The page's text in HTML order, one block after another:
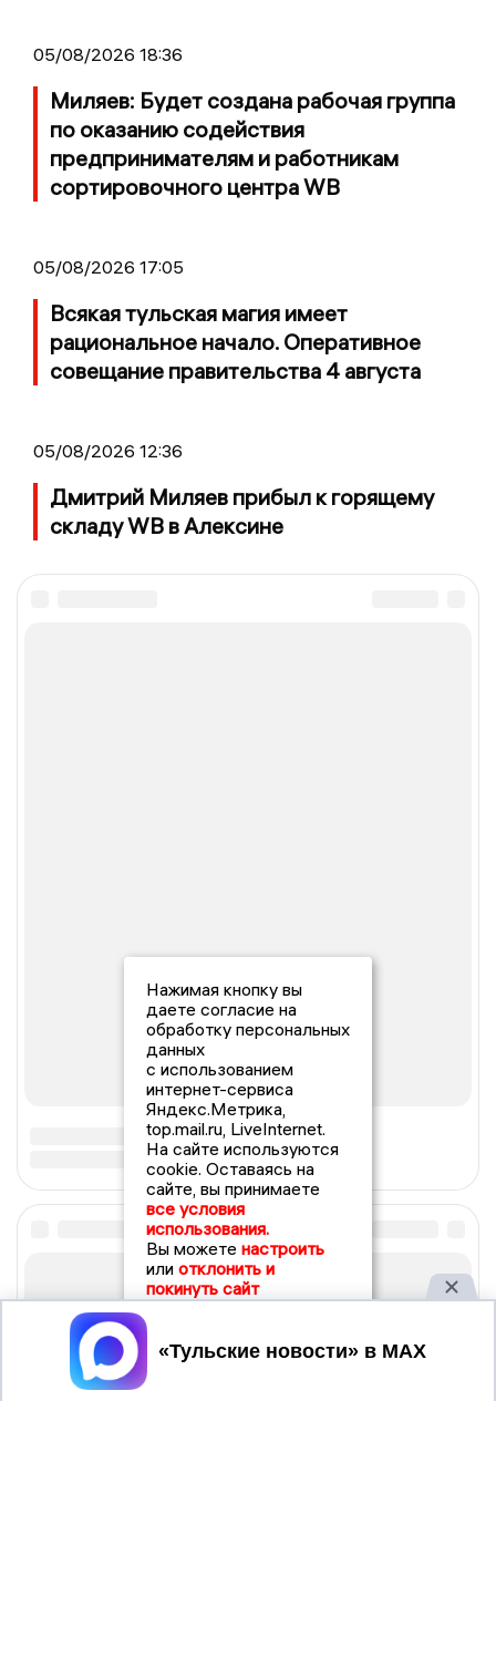
05/08/2026 18:36
Миляев: Будет создана рабочая группа
по оказанию содействия
предпринимателям и работникам
сортировочного центра WB
05/08/2026 17:05
Всякая тульская магия имеет
рациональное начало. Оперативное
совещание правительства 4 августа
05/08/2026 12:36
Дмитрий Миляев прибыл к горящему
складу WB в Алексине
Нажимая кнопку вы
даете согласие на
обработку персональных
данных
с использованием
интернет-сервиса
Яндекс.Метрика,
top.mail.ru, LiveInternet.
На сайте используются
cookie. Оставаясь на
сайте, вы принимаете
все условия
использования.
Вы можете настроить
или отклонить и
покинуть сайт
Принять